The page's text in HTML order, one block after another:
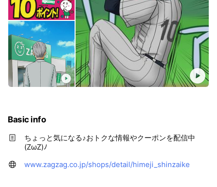
Basic info
ちょっと気になる♪おトクな情報やクーポンを配信中
(ZωZ)ﾉ
www.zagzag.co.jp/shops/detail/himeji_shinzaike